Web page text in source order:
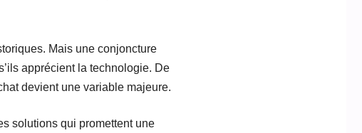
Mais une conjoncture
apprécient la technologie. De
devient une variable majeure.
solutions qui promettent une